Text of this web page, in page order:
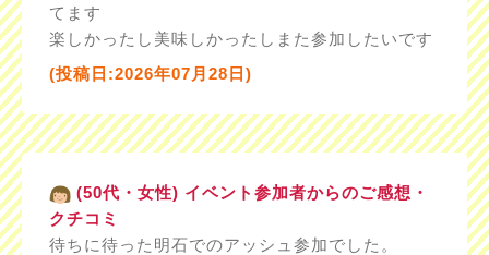
てます
楽しかったし美味しかったしまた参加したいです
(投稿日:2026年07月28日)
(50代・女性) イベント参加者からのご感想・
クチコミ
待ちに待った明石でのアッシュ参加でした。